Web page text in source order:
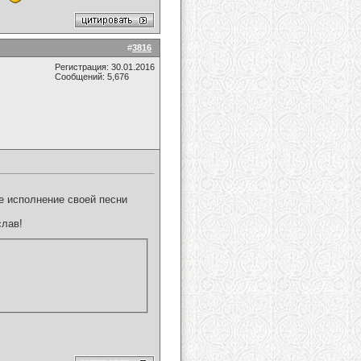
#3816
Регистрация: 30.01.2016
Сообщений: 5,676
исполнение своей песни